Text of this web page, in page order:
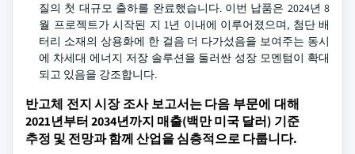
질의 첫 대규모 출하를 완료했습니다. 이번 납품은 2024년 8
월 프로젝트가 시작된 지 1년 이내에 이루어졌으며, 첨단 배
터리 소재의 상용화에 한 걸음 더 다가섰음을 보여주는 동시
에 차세대 에너지 저장 솔루션을 둘러싼 성장 모멘텀이 확대
되고 있음을 강조합니다.
반고체 전지 시장 조사 보고서는 다음 부문에 대해
2021년부터 2034년까지 매출(백만 미국 달러) 기준
추정 및 전망과 함께 산업을 심층적으로 다룹니다.